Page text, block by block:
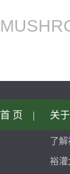
首页 | 关
了解
裕灌